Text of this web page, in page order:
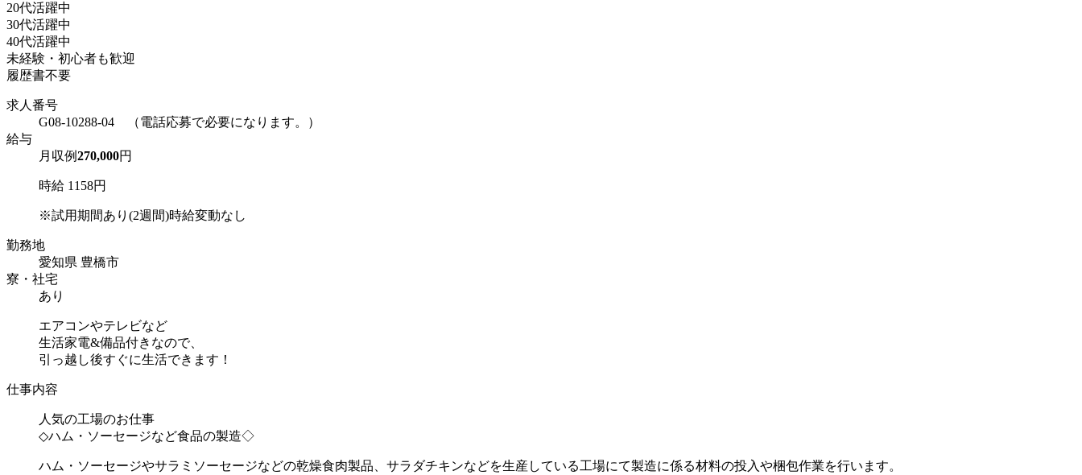
20代活躍中
30代活躍中
40代活躍中
未経験・初心者も歓迎
履歴書不要
求人番号
G08-10288-04 （電話応募で必要になります。）
給与
月収例270,000円
時給 1158円
※試用期間あり(2週間)時給変動なし
勤務地
愛知県 豊橋市
寮・社宅
あり
エアコンやテレビなど
生活家電&備品付きなので、
引っ越し後すぐに生活できます！
仕事内容
人気の工場のお仕事
◇ハム・ソーセージなど食品の製造◇
ハム・ソーセージやサラミソーセージなどの乾燥食肉製品、サラダチキンなどを生産している工場にて製造に係る材料の投入や梱包作業を行います。